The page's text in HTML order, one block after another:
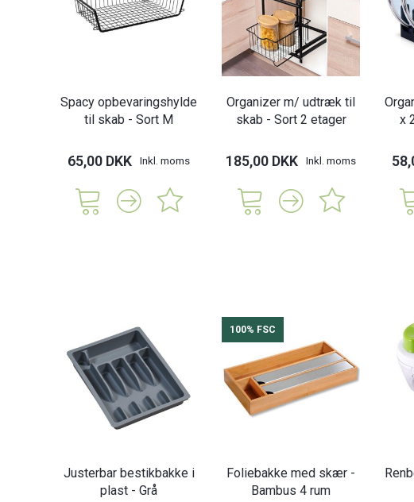
Spacy opbevaringshylde
til skab - Sort M
65,00 DKK Inkl. moms
Organizer m/ udtræk til
skab - Sort 2 etager
185,00 DKK Inkl. moms
x
Justerbar bestikbakke i
plast - Grå
100% FSC
Foliebakke med skær -
Bambus 4 rum